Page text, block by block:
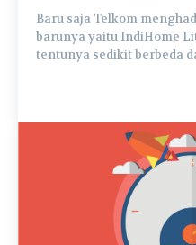
Baru saja Telkom
barunya yaitu IndiHome
tentunya sedikit berbeda